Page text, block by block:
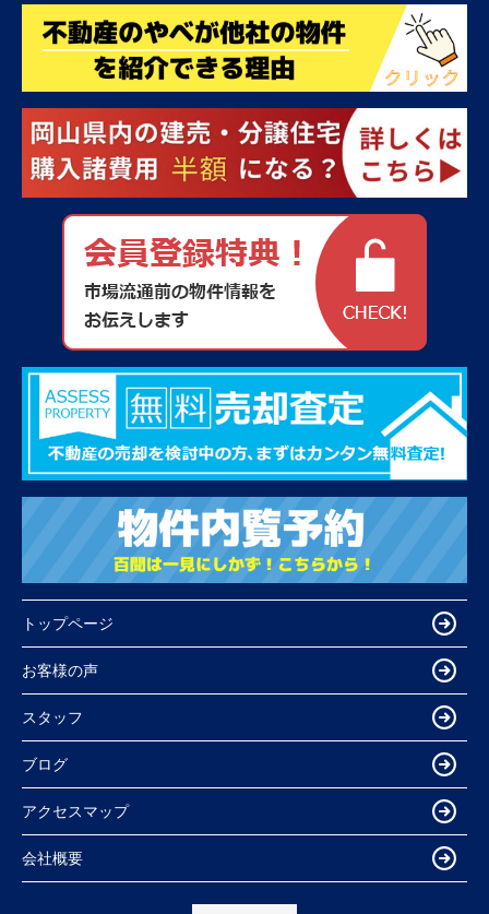
トップページ
お客様の声
スタッフ
ブログ
アクセスマップ
会社概要